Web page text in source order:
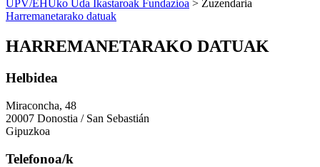
UPV/EHUko Uda Ikastaroak Fundazioa > Zuzendaria
Harremanetarako datuak
HARREMANETARAKO DATUAK
Helbidea
Miraconcha, 48
20007 Donostia / San Sebastián
Gipuzkoa
Telefonoa/k